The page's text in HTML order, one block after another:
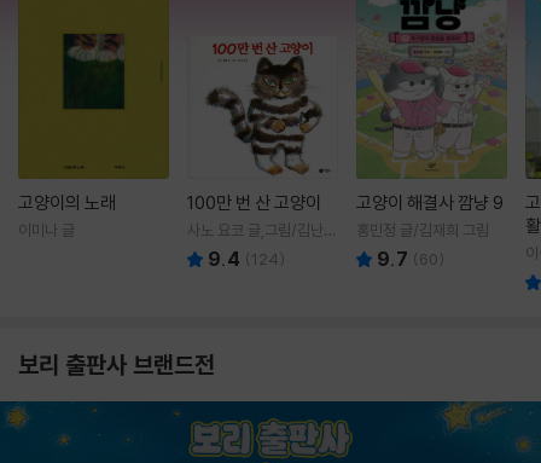
고양이의 노래
이미나 글
100만 번 산 고양이
사노 요코 글,그림/김난주
역 9.4 (124)
고양이 해결사 깜냥 9
홍민정 글/김재희 그림
9.7 (60)
보리 출판사 브랜드전